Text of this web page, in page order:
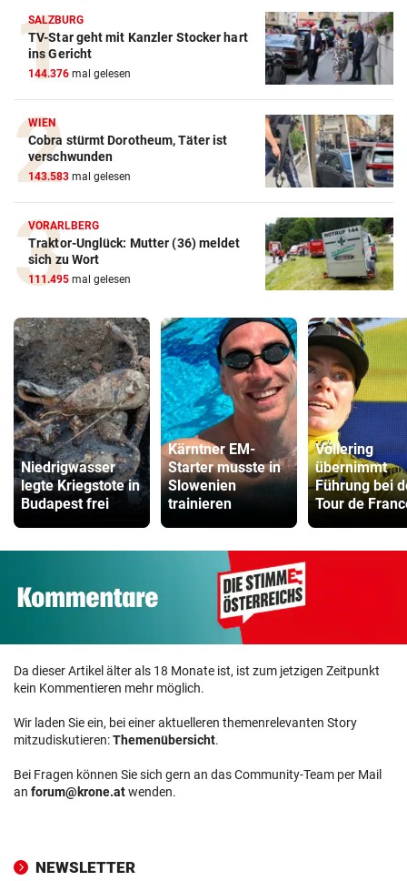
SALZBURG
TV-Star geht mit Kanzler Stocker hart
ins Gericht
144.376 mal gelesen
WIEN
Cobra stürmt Dorotheum, Täter ist
verschwunden
143.583 mal gelesen
VORARLBERG
Traktor-Unglück: Mutter (36) meldet
sich zu Wort
111.495 mal gelesen
Niedrigwasser
legte Kriegstote in
Budapest frei
Kärntner EM-
Starter musste in
Slowenien
trainieren
Vollering
übernimmt
Führung bei
Tour de
Da dieser Artikel älter als 18 Monate ist, ist zum jetzigen Zeitpunkt
kein Kommentieren mehr möglich.
Wir laden Sie ein, bei einer aktuelleren themenrelevanten Story
mitzudiskutieren:Themenübersicht.
Bei Fragen können Sie sich gern an das Community-Team per Mail
an forum@krone.atwenden.
NEWSLETTER